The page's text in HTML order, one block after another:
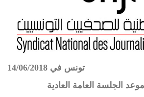
تونس في 14/06/2018
الجلسة العامة العادية